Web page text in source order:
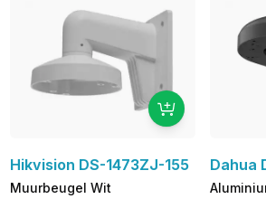
Hikvision DS-1473ZJ-155
Muurbeugel Wit
Dahua